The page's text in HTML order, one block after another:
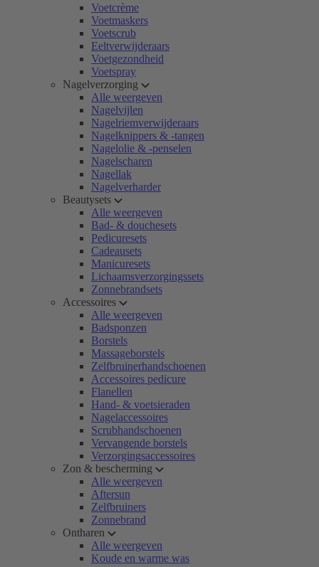
Voetcrème
Voetmaskers
Voetscrub
Eeltverwijderaars
Voetgezondheid
Voetspray
Nagelverzorging
Alle weergeven
Nagelvijlen
Nagelriemverwijderaars
Nagelknippers & -tangen
Nagelolie & -penselen
Nagelscharen
Nagellak
Nagelverharder
Beautysets
Alle weergeven
Bad- & douchesets
Pedicuresets
Cadeausets
Manicuresets
Lichaamsverzorgingssets
Zonnebrandsets
Accessoires
Alle weergeven
Badsponzen
Borstels
Massageborstels
Zelfbruinerhandschoenen
Accessoires pedicure
Flanellen
Hand- & voetsieraden
Nagelaccessoires
Scrubhandschoenen
Vervangende borstels
Verzorgingsaccessoires
Zon & bescherming
Alle weergeven
Aftersun
Zelfbruiners
Zonnebrand
Ontharen
Alle weergeven
Koude en warme was